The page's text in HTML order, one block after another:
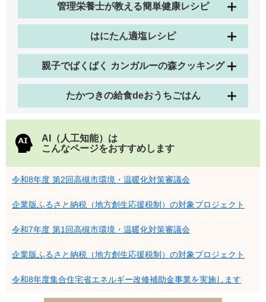
管理栄養士が教える簡単健康レシピ
はにたん適塩レシピ
親子でぱくぱく カンガルーの森クッキング
たかつきの給食deおうちごはん
AI（人工知能）は
こんなページをおすすめします
令和8年度 第2回高槻市環境・温暖化対策審議会
企業版ふるさと納税（地方創生応援税制）の対象プロジェクト
令和7年度 第1回高槻市環境・温暖化対策審議会
企業版ふるさと納税（地方創生応援税制）の対象プロジェクト
令和8年度集合住宅省エネルギー改修補助金事業を実施します